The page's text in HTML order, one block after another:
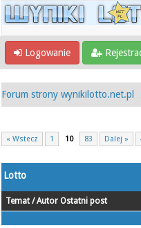
Logowanie
Forum strony wynikilotto.net.pl
« Wstecz 1 10 83 Dalej »
Lotto
Temat /Autor Ostatni post